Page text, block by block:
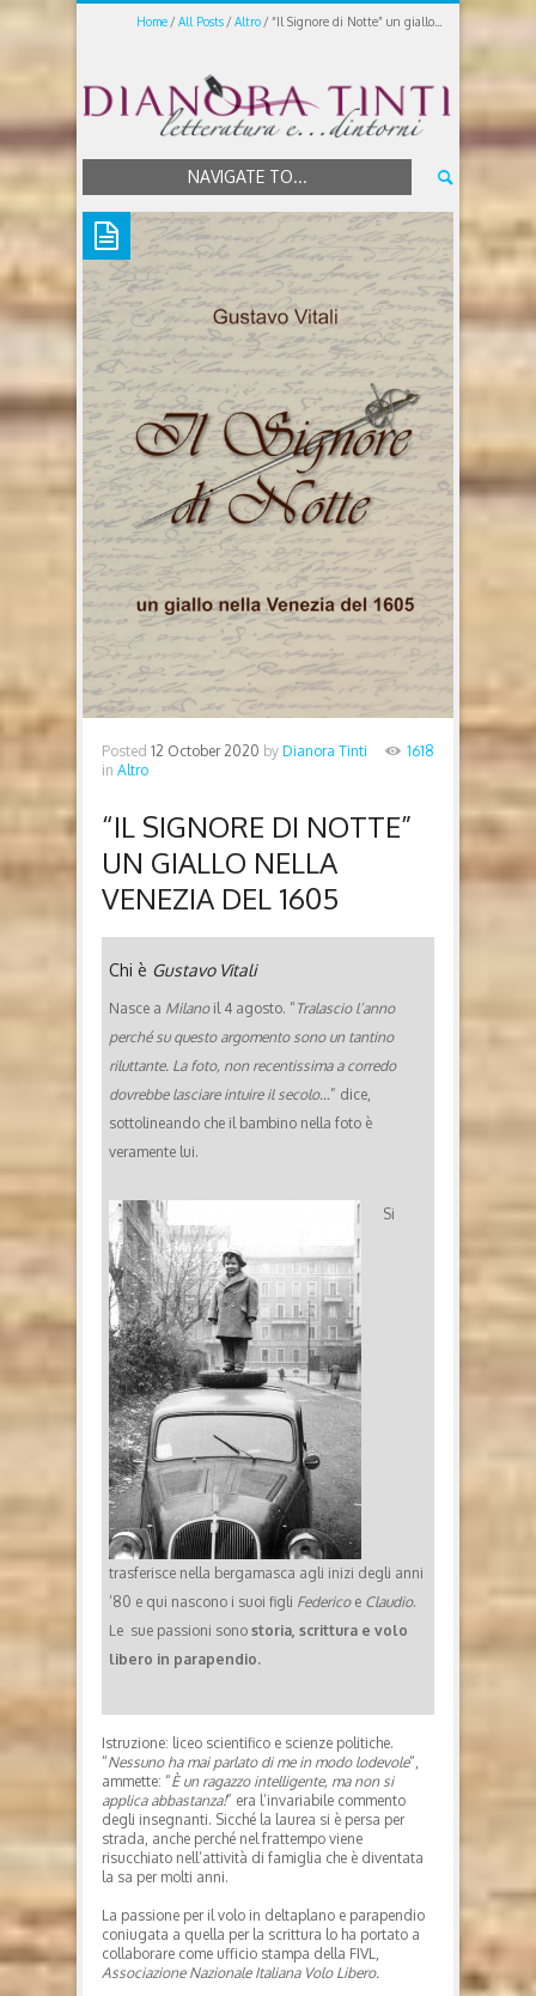
Home All Posts Altro “Il Signore di Notte” un giallo...
NAVIGATE TO...
Posted 12 October 2020 by Dianora Tinti
in Altro
1618
“IL SIGNORE DI NOTTE”
UN GIALLO NELLA
VENEZIA DEL 1605
Chi è Gustavo Vitali
Nasce a Milanoil 4 agosto. “ Tralascio l’anno
perché su questo argomento sono un tantino
riluttante. La foto, non recentissima a corredo
dovrebbe lasciare intuire il secolo…” dice,
sottolineando che il bambino nella foto è
veramente lui.
Si
trasferisce nella bergamasca agli inizi degli anni
’80 e qui nascono i suoi figli Federicoe Claudio.
Le sue passioni sono storia, scrittura e volo
libero in parapendio.
Istruzione: liceo scientifico e scienze politiche.
“Nessuno ha mai parlato di me in modo lodevole“,
ammette: “È un ragazzo intelligente, ma non si
applica abbastanza!” era l’invariabile commento
degli insegnanti. Sicché la laurea si è persa per
strada, anche perché nel frattempo viene
risucchiato nell’attività di famiglia che è diventata
la sa per molti anni.
La passione per il volo in deltaplano e parapendio
coniugata a quella per la scrittura lo ha portato a
collaborare come ufficio stampa della FIVL,
Associazione Nazionale Italiana Volo Libero.